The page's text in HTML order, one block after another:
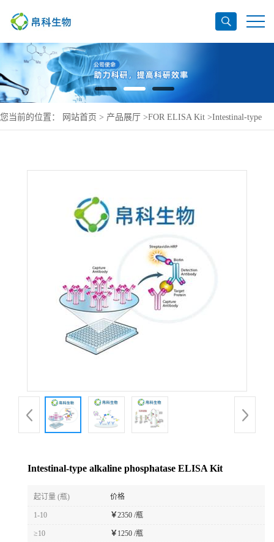
您当前的位置： 网站首页 > 产品展厅 >FOR ELISA Kit >Intestinal-type
Intestinal-type alkaline phosphatase ELISA Kit
起订量 (瓶) 价格
1-10 ￥2350 /瓶
≥10 ￥ 1250 /瓶